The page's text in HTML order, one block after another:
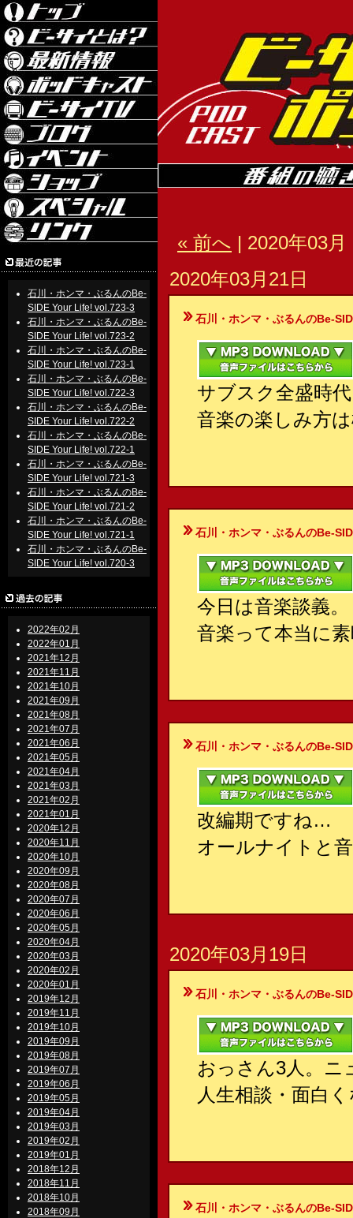
石川・ホンマ・ぶるんのBe-
SIDE Your Life! vol.723-3
石川・ホンマ・ぶるんのBe-
SIDE Your Life! vol.723-2
石川・ホンマ・ぶるんのBe-
SIDE Your Life! vol.723-1
石川・ホンマ・ぶるんのBe-
SIDE Your Life! vol.722-3
石川・ホンマ・ぶるんのBe-
SIDE Your Life! vol.722-2
石川・ホンマ・ぶるんのBe-
SIDE Your Life! vol.722-1
石川・ホンマ・ぶるんのBe-
SIDE Your Life! vol.721-3
石川・ホンマ・ぶるんのBe-
SIDE Your Life! vol.721-2
石川・ホンマ・ぶるんのBe-
SIDE Your Life! vol.721-1
石川・ホンマ・ぶるんのBe-
SIDE Your Life! vol.720-3
2022年02月
2022年01月
2021年12月
2021年11月
2021年10月
2021年09月
2021年08月
2021年07月
2021年06月
2021年05月
2021年04月
2021年03月
2021年02月
2021年01月
2020年12月
2020年11月
2020年10月
2020年09月
2020年08月
2020年07月
2020年06月
2020年05月
2020年04月
2020年03月
2020年02月
2020年01月
2019年12月
2019年11月
2019年10月
2019年09月
2019年08月
2019年07月
2019年06月
2019年05月
2019年04月
2019年03月
2019年02月
2019年01月
2018年12月
2018年11月
2018年10月
2018年09月
« 前へ | 2020年03
2020年03月21日
石川・ホンマ・ぶるんのBe-
サブスク全盛時
音楽の楽しみ方
石川・ホンマ・ぶるんのBe-
今日は音楽談義。
音楽って本当に
石川・ホンマ・ぶるんのBe-
改編期ですね…
オールナイトと
2020年03月19日
石川・ホンマ・ぶるんのBe-
おっさん3人。ニ
人生相談・面白
石川・ホンマ・ぶるんのBe-